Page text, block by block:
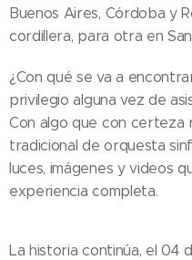
Buenos Aires, Córdoba y
cordillera, para otra en
¿Con qué se va a
privilegio alguna vez de
Con algo que con certeza
tradicional de orquesta
luces, imágenes y videos
experiencia completa.
La historia continúa, el 04